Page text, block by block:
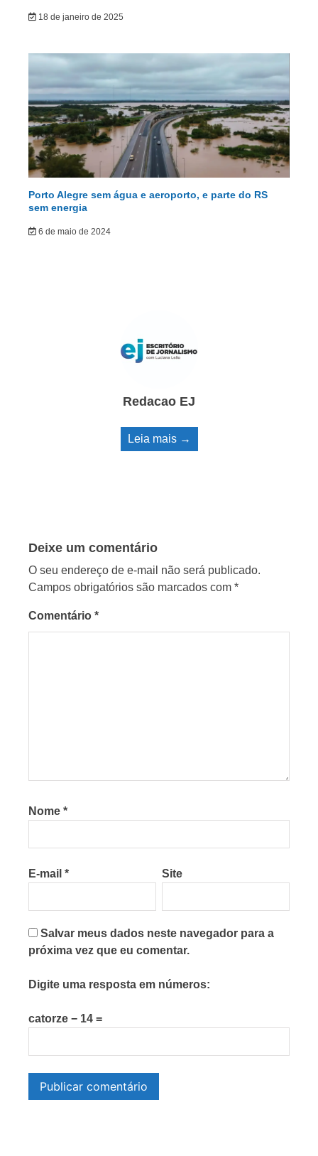
18 de janeiro de 2025
Porto Alegre sem água e aeroporto, e parte do RS
sem energia
6 de maio de 2024
Redacao EJ
Leia mais →
Deixe um comentário
O seu endereço de e-mail não será publicado.
Campos obrigatórios são marcados com *
Comentário *
Nome *
E-mail * Site
Salvar meus dados neste navegador para a
próxima vez que eu comentar.
Digite uma resposta em números:
catorze − 14 =